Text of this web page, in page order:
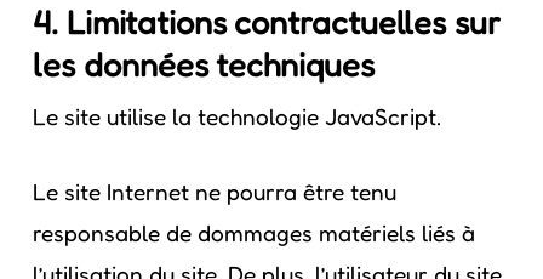
4. Limitations contractuelles sur
les données techniques
Le site utilise la technologie JavaScript.
Le site Internet ne pourra être tenu
responsable de dommages matériels liés à